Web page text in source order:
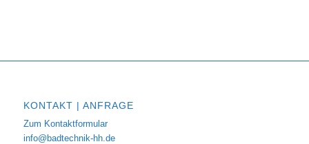
KONTAKT | ANFRAGE
Zum Kontaktformular
info@badtechnik-hh.de